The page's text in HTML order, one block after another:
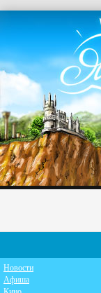
Новости
Афиша